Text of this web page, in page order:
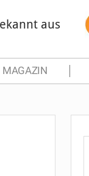
aus
MAGAZIN